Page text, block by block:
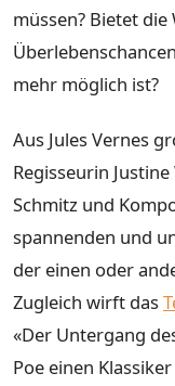
müssen? Bietet
mehr möglich ist?
Aus Jules Vernes
Regisseurin
Schmitz und
spannenden und
der einen oder
Zugleich wirft das
«Der Untergang
Poe einen